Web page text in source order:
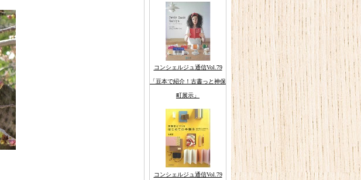
コンシェルジュ通信Vol.79
「豆本で紹介！古書っと神保
町展示」
コンシェルジュ通信Vol.79